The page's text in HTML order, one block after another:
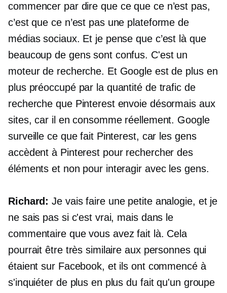
commencer par dire que ce que ce n’est pas,
c’est que ce n’est pas une plateforme de
médias sociaux. Et je pense que c’est là que
beaucoup de gens sont confus. C'est un
moteur de recherche. Et Google est de plus en
plus préoccupé par la quantité de trafic de
recherche que Pinterest envoie désormais aux
sites, car il en consomme réellement. Google
surveille ce que fait Pinterest, car les gens
accèdent à Pinterest pour rechercher des
éléments et non pour interagir avec les gens.
Richard: Je vais faire une petite analogie, et je
ne sais pas si c'est vrai, mais dans le
commentaire que vous avez fait là. Cela
pourrait être très similaire aux personnes qui
étaient sur Facebook, et ils ont commencé à
s'inquiéter de plus en plus du fait qu'un groupe